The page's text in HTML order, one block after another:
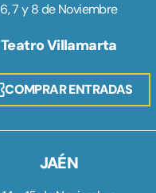
6, 7 y 8 de Noviembre
Teatro Villamarta
COMPRAR ENTRADAS
JAÉN